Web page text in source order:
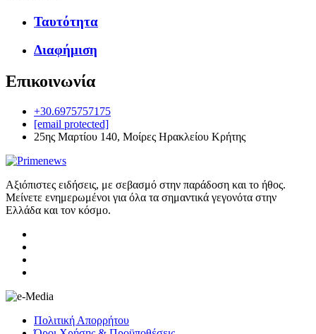
Ταυτότητα
Διαφήμιση
Επικοινωνία
+30.6975757175
[email protected]
25ης Μαρτίου 140, Μοίρες Ηρακλείου Κρήτης
Αξιόπιστες ειδήσεις, με σεβασμό στην παράδοση και το ήθος.
Μείνετε ενημερωμένοι για όλα τα σημαντικά γεγονότα στην
Ελλάδα και τον κόσμο.
Πολιτική Απορρήτου